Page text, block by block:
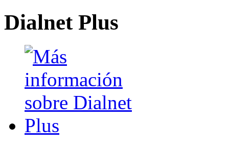
Dialnet Plus